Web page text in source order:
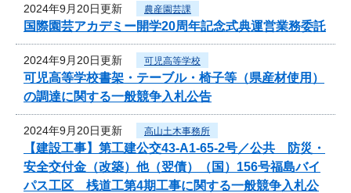
2024年9月20日更新 農産園芸課
国際園芸アカデミー開学20周年記念式典運営業務委託
2024年9月20日更新 可児高等学校
可児高等学校書架・テーブル・椅子等（県産材使用）
の調達に関する一般競争入札公告
2024年9月20日更新 高山土木事務所
【建設工事】第工建公交43-A1-65-2号／公共 防災・
安全交付金（改築）他（翌債）（国）156号福島バイ
パス工区 桟道工第4期工事に関する一般競争入札公